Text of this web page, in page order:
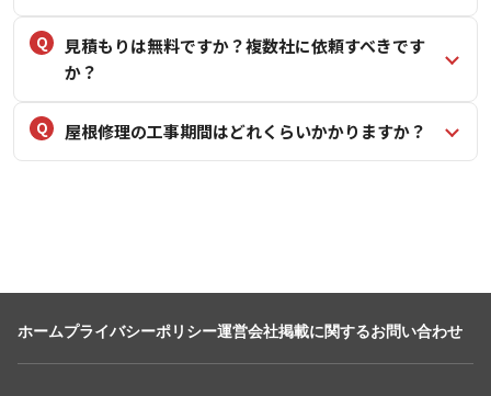
見積もりは無料ですか？複数社に依頼すべきです
か？
屋根修理の工事期間はどれくらいかかりますか？
ホームプライバシーポリシー運営会社掲載に関するお問い合わせ